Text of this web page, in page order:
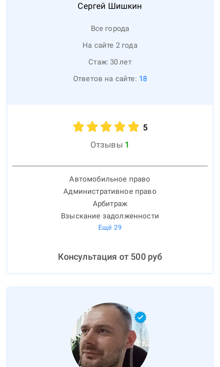
Сергей Шишкин
Все города
На сайте 2 года
Стаж: 30лет
Ответов на сайте: 18
5
Отзывы 1
Автомобильное право
Административное право
Арбитраж
Взыскание задолженности
Ещё 29
Консультация от 500руб